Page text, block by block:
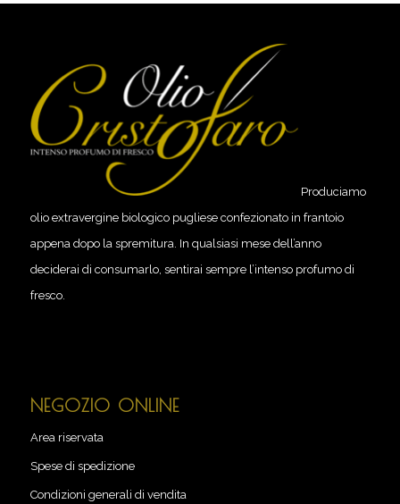
Produciamo
olio extravergine biologico pugliese confezionato in frantoio
appena dopo la spremitura. In qualsiasi mese dell’anno
deciderai di consumarlo, sentirai sempre l’intenso profumo di
fresco.
NEGOZIO ONLINE
Area riservata
Spese di spedizione
Condizioni generali di vendita